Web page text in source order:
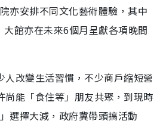
亦安排不同文化藝術體驗，其中
館亦在未來6個月呈獻各項晚間
人改變生活習慣，不少商戶縮短營
尚能「食住等」朋友共聚，到現時
選擇大減，政府冀帶頭搞活動